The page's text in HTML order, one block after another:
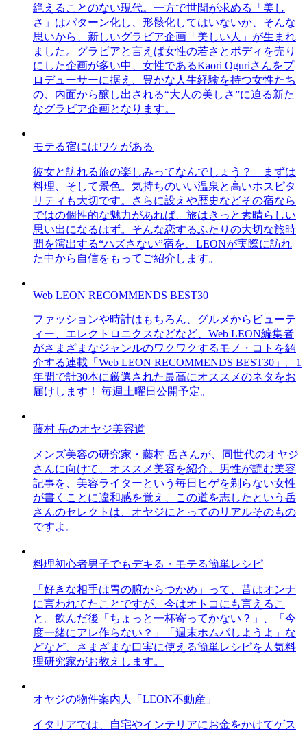
絶えることのない現代。一方で世間が求める「美し
さ」はパターン化し、形骸化してはいないか、そんな
思いから、新しいグラビア企画「美しい人」が生まれ
ました。グラビアと言えば女性の若さとボディを売り
にした企画が多い中、女性であるKaori Oguriさんをプ
ロデューサーに据え、豊かな人生経験を持つ女性たち
の、内面から醸し出される“大人の美しさ”に迫る新た
なグラビア企画となります。
モテる宿にはワケがある
彼女と訪れる旅の楽しみってなんでしょう？ まずは
料理、そして景色。気持ちのいい温泉と高いホスピタ
リティも大切です。さらに設えや歴史などその宿なら
ではの個性的な魅力があれば、旅はきっと素晴らしい
思い出になるはず。そんな恋するふたりの大切な旅時
間を演出する“ハズさない”宿を、LEONが実際に訪れ
た中から自信をもってご紹介します。
Web LEON RECOMMENDS BEST30
ファッションや時計はもちろん、グルメからビューテ
ィー、エレクトロニクスなどなど、Web LEON編集者
がさまざまなジャンルのワクワクするモノ・コトを紹
介する連載「Web LEON RECOMMENDS BEST30」。1
年間で計30本に厳選された最高にオススメのネタをお
届けします！ 毎週土曜日公開予定。
藤村 岳のオヤジ美容道
メンズ美容の研究家・藤村 岳さんが、同世代のオヤジ
さんに向けて、オススメ美容を紹介。男性が読む美容
記事を、美容ライターという毎日ヒゲを剃らない女性
が書くことに違和感を覚え、この道を志したという岳
さんのセレクトは、オヤジにとってのリアルそのもの
ですよ。
料理初心者男子でもデキる・モテる簡単レシピ
「好きな相手は胃の腑からつかめ」って、昔はオンナ
に言われてたことですが、今はオトコにも言えるこ
と。飲んだ後「ちょっと一杯寄ってかない？」、「今
度一緒にアレ作らない？」「週末ホムパしようよ」な
どなど、さまざまな口実に使える簡単レシピを人気料
理研究家がお教えします。
オヤジの物件案内人「LEON不動産」
イタリアでは、自宅やインテリアにお金をかけてゲス